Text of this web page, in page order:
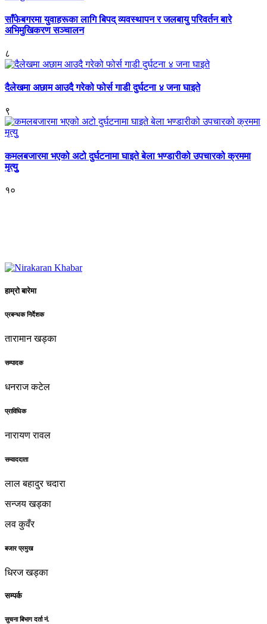
साँफेबगरमा युवाहरूका लागि बिपद् व्यवस्थापन र जलबायु परिवर्तन बारे
अभिमुखिकरण सञ्चालन
८
दैलेखमा अछाम आउदै गरेको फोर्स गाडी दुर्घटना ४ जना घाइते
९
कमलबजारमा भएको अटो दुर्घटनामा घाइते बेला भण्डारीको उपचारको क्रममा
मृत्युु
१०
हाम्रो बारेमा
प्रबन्धक निर्देशक
तारामान खड्का
सम्पादक
धनराज कटेल
प्राविधिक
नारायण रावल
सम्वाददाता
लाल बहादुर चदारा
सन्जय खड्का
लव कुवँर
बजार प्रमुख
धिरज खड्का
सम्पर्क
सुचना बिभाग दर्ता नं.